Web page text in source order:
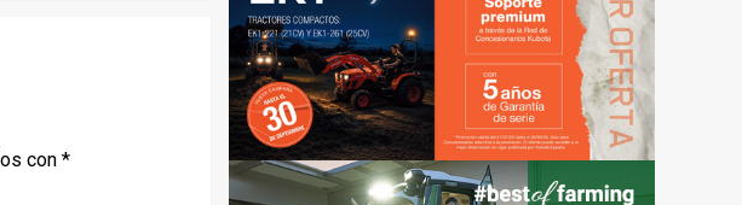
con *